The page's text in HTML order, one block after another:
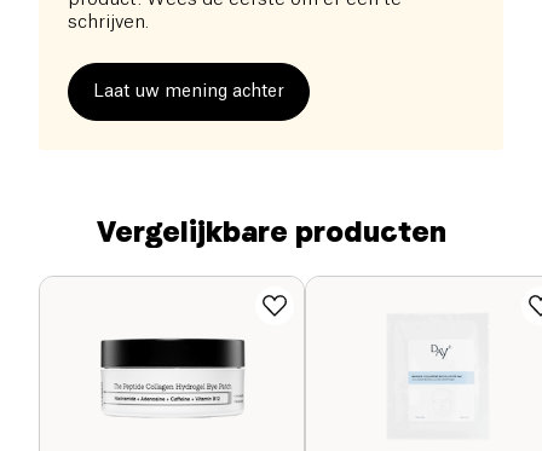
schrijven.
Laat uw mening achter
Vergelijkbare producten